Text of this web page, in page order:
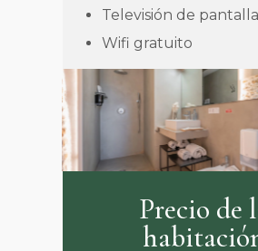
Televisión de
Wifi gratuito
Precio de